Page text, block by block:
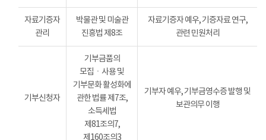
자료기증자
관리
박물관 및 미술관
진흥법 제8조
자료기증자 예우, 기증자료 연구,
관련 민원처리
기부신청자
기부금품의
모집ㆍ사용 및
기부문화 활성화에
관한 법률 제7조,
소득세법
제81조의7,
제160조의3
기부자 예우, 기부금영수증 발행 및
보관의무 이행